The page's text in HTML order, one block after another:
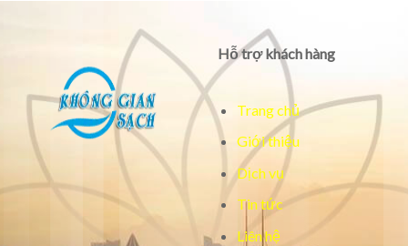
Hỗ trợ khách hàng
Trang chủ
Giới thiệu
Dịch vụ
Tin tức
Liên hệ